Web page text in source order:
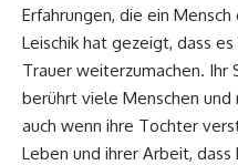
Erfahrungen, die ein Mensch
Leischik hat gezeigt, dass
Trauer weiterzumachen. Ihr
berührt viele Menschen
auch wenn ihre Tochter
Leben und ihrer Arbeit, dass